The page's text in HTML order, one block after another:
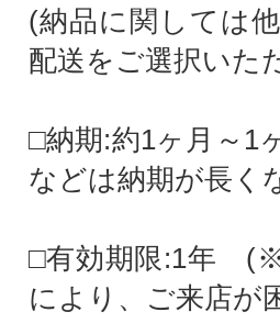
(納品に関しては
配送をご選択いた
□納期:約1ヶ月～
などは納期が長く
□有効期限:1年 (※
により、ご来店が